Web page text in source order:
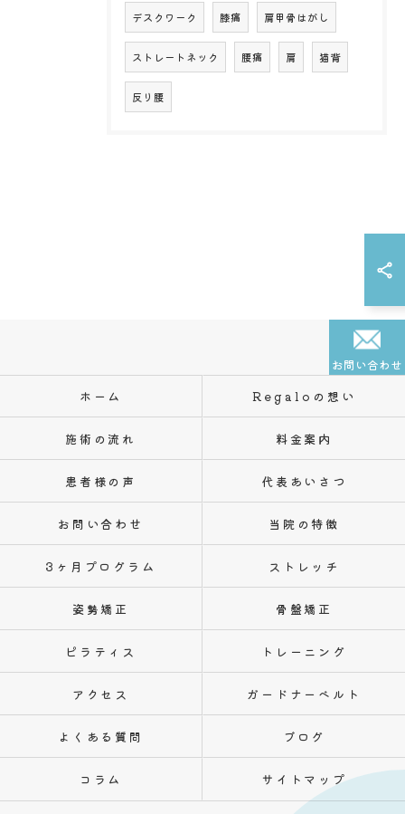
デスクワーク 膝痛 肩甲骨はがし
ストレートネック 腰痛 肩 猫背
反り腰
お問い合わせ
ホーム
Regaloの想い
施術の流れ 料金案内
患者様の声 代表あいさつ
お問い合わせ 当院の特徴
3ヶ月プログラム ストレッチ
姿勢矯正 骨盤矯正
ピラティス トレーニング
アクセス ガードナーベルト
よくある質問 ブログ
コラム サイトマップ